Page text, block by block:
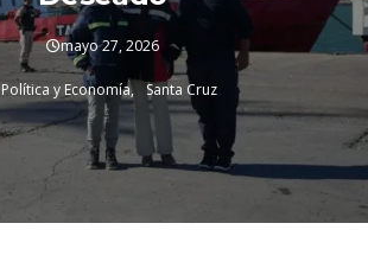
mayo 27, 2026
Política y Economía Santa Cruz